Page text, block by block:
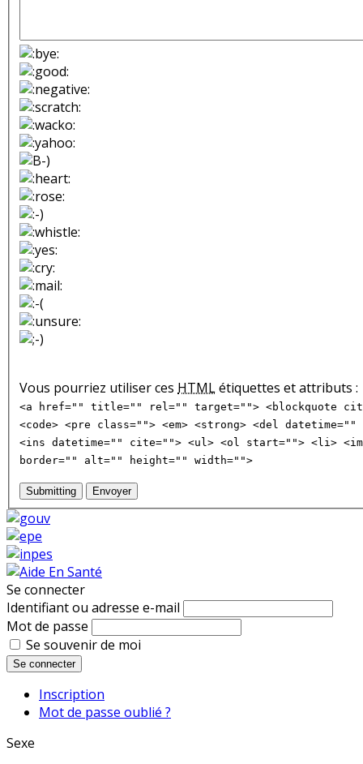
Vous pourriez utiliser ces HTMLétiquettes et attributs :
<a href="" title="" rel="" target=""> <blockquote
<code> <pre class=""> <em> <strong> <del
<ins datetime="" cite=""> <ul> <ol start=""> <li>
border="" alt="" height="" width="">
Submitting Envoyer
Se connecter
Identifiant ou adresse e-mail
Mot de passe
Se souvenir de moi
Se connecter
Inscription
Mot de passe oublié ?
Sexe